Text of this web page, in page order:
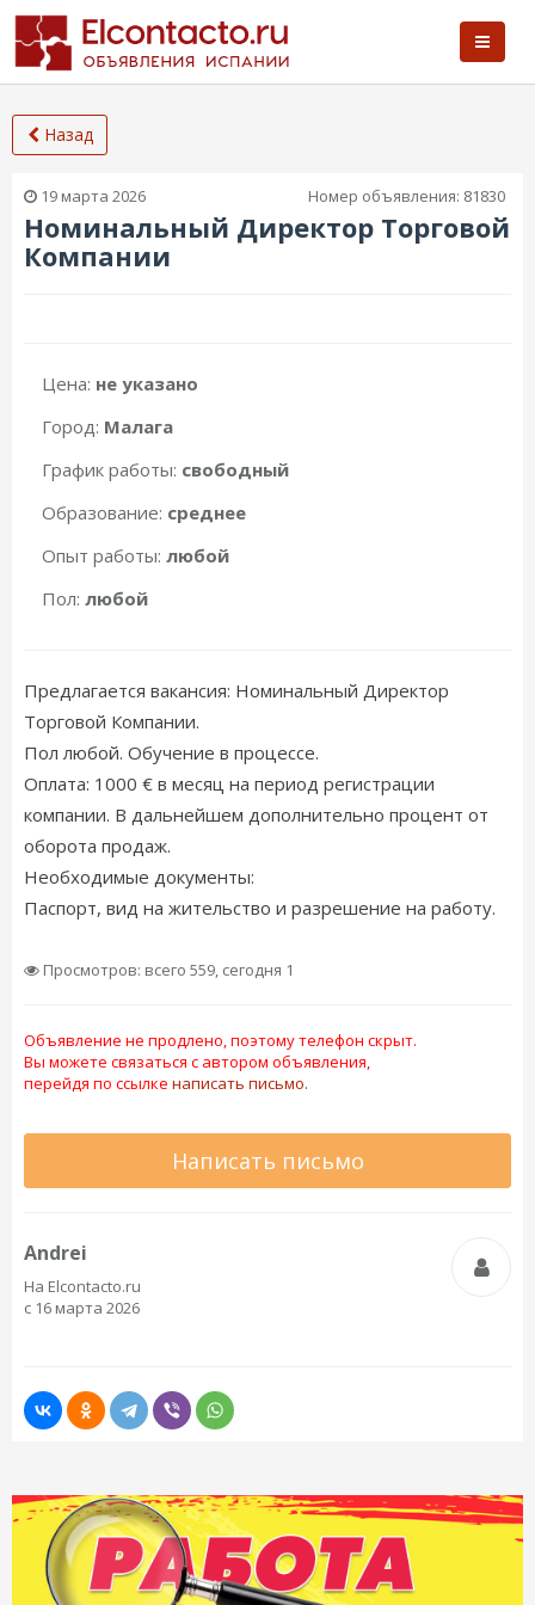
Назад
19 марта 2026 Номер объявления: 81830
Номинальный Директор Торговой
Компании
Цена: не указано
Город: Малага
График работы: свободный
Образование: среднее
Опыт работы: любой
Пол: любой
Предлагается вакансия: Номинальный Директор
Торговой Компании.
Пол любой. Обучение в процессе.
Оплата: 1000 € в месяц на период регистрации
компании. В дальнейшем дополнительно процент от
оборота продаж.
Необходимые документы:
Паспорт, вид на жительство и разрешение на работу.
Просмотров: всего 559, сегодня 1
Объявление не продлено, поэтому телефон скрыт.
Вы можете связаться с автором объявления,
перейдя по ссылке написать письмо.
Написать письмо
Andrei
На Elcontacto.ru
с 16 марта 2026